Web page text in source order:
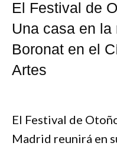
El Festival de
Una casa en la
Boronat en el
Artes
El Festival de
Madrid reunirá en